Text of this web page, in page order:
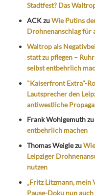
Stadtfest? Das
ACKzuWie Putins
Drohnenanschlag für
Waltrop als
statt zu pflegen –
selbst entbehrlich
"Kaiserfront Extra"-
Lautsprecher den
antiwestliche
Frank Wohlgemuthzu
entbehrlich machen
Thomas Weiglezu
Leipziger
nutzen
„Fritz Litzmann, mein
Pause-Doku nun